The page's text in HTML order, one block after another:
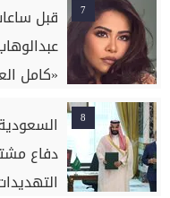
7
قبل
«كامل
8
دفاع